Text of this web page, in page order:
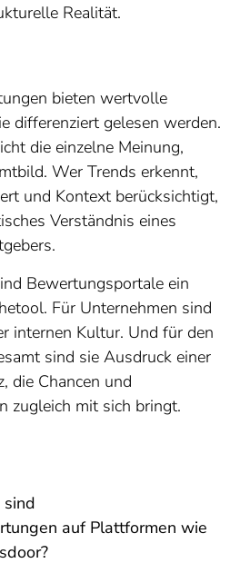
Realität.
bieten wertvolle
differenziert gelesen werden.
die einzelne Meinung,
Wer Trends erkennt,
und Kontext berücksichtigt,
Verständnis eines
Bewertungsportale ein
Für Unternehmen sind
internen Kultur. Und für den
sind sie Ausdruck einer
die Chancen und
zugleich mit sich bringt.
auf Plattformen wie